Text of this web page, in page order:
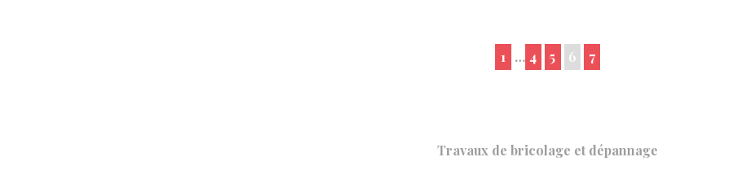
1 … 4 5 6 7
Travaux de bricolage et dépannage